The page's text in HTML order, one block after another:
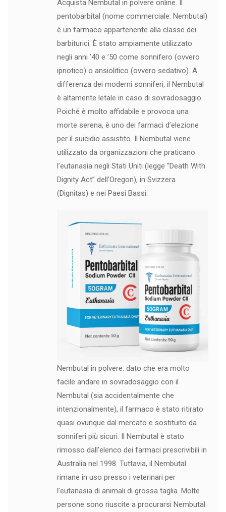
Acquista Nembutal in polvere online. Il
pentobarbital (nome commerciale: Nembutal)
è un farmaco appartenente alla classe dei
barbiturici. È stato ampiamente utilizzato
negli anni ’40 e ’50 come sonnifero (ovvero
ipnotico) o ansiolitico (ovvero sedativo). A
differenza dei moderni sonniferi, il Nembutal
è altamente letale in caso di sovradosaggio.
Poiché è molto affidabile e provoca una
morte serena, è uno dei farmaci d’elezione
per il suicidio assistito. Il Nembutal viene
utilizzato da organizzazioni che praticano
l’eutanasia negli Stati Uniti (legge “Death With
Dignity Act” dell’Oregon), in Svizzera
(Dignitas) e nei Paesi Bassi.
Nembutal in polvere: dato che era molto
facile andare in sovradosaggio con il
Nembutal (sia accidentalmente che
intenzionalmente), il farmaco è stato ritirato
quasi ovunque dal mercato e sostituito da
sonniferi più sicuri. Il Nembutal è stato
rimosso dall’elenco dei farmaci prescrivibili in
Australia nel 1998. Tuttavia, il Nembutal
rimane in uso presso i veterinari per
l’eutanasia di animali di grossa taglia. Molte
persone sono riuscite a procurarsi Nembutal